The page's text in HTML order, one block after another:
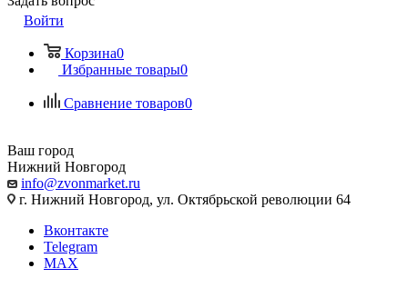
Войти
Корзина0
Избранные товары0
Сравнение товаров0
Ваш город
Нижний Новгород
info@zvonmarket.ru
г. Нижний Новгород, ул. Октябрьской революции 64
Вконтакте
Telegram
MAX